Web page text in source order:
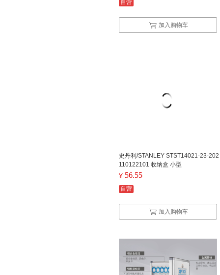
自营
加入购物车
史丹利/STANLEY STST14021-23-202
110122101 收纳盒 小型
¥ 56.55
自营
加入购物车